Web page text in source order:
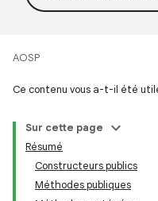
AOSP
Ce contenu vous a-t-il été
Sur cette page
Résumé
Constructeurs publics
Méthodes publiques